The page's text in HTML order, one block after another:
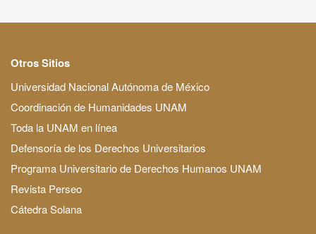
Otros Sitios
Universidad Nacional Autónoma de México
Coordinación de Humanidades UNAM
Toda la UNAM en línea
Defensoría de los Derechos Universitarios
Programa Universitario de Derechos Humanos UNAM
Revista Perseo
Cátedra Solana